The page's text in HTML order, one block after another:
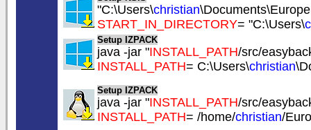
"C:\Users\christian
START_IN_DIRECTORY= "C:\Users\
Setup IZPACK
java -jar "INSTALL_PATH/src/
INSTALL_PATH= C:\Users\christian
Setup IZPACK
java -jar "INSTALL_PATH/src/
INSTALL_PATH= /home/christian/